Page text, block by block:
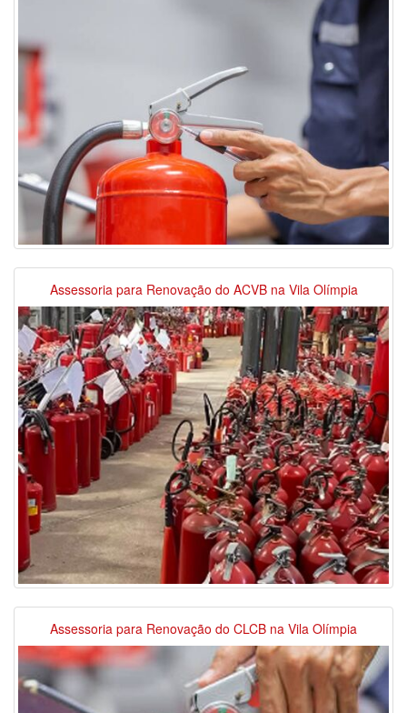
Assessoria para Renovação do ACVB na Vila Olímpia
Assessoria para Renovação do CLCB na Vila Olímpia